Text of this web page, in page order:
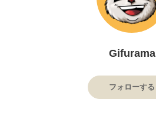
Gifurama
フォローする